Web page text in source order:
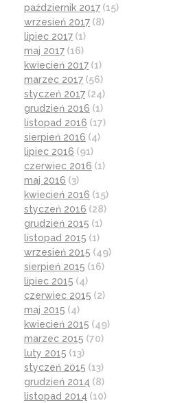
październik 2017 (15)
wrzesień 2017 (8)
lipiec 2017 (1)
maj 2017 (16)
kwiecień 2017 (1)
marzec 2017 (56)
styczeń 2017 (24)
grudzień 2016 (1)
listopad 2016 (17)
sierpień 2016 (4)
lipiec 2016 (91)
czerwiec 2016 (1)
maj 2016 (3)
kwiecień 2016 (15)
styczeń 2016 (28)
grudzień 2015 (1)
listopad 2015 (1)
wrzesień 2015 (49)
sierpień 2015 (16)
lipiec 2015 (4)
czerwiec 2015 (2)
maj 2015 (4)
kwiecień 2015 (49)
marzec 2015 (70)
luty 2015 (13)
styczeń 2015 (13)
grudzień 2014 (8)
listopad 2014 (10)